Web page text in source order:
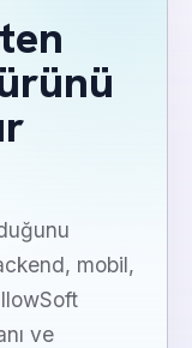
mobil,
ve